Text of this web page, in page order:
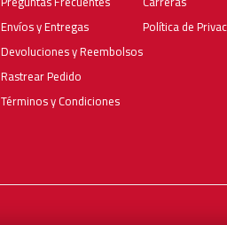
Envíos y Entregas
Devoluciones y Reembolsos
Rastrear Pedido
Términos y Condiciones
Política de